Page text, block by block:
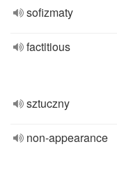
sofizmaty
factitious
sztuczny
non-appearance